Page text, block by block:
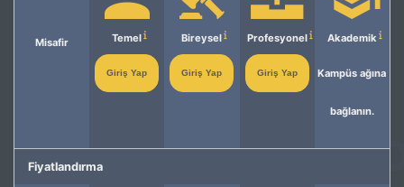
Misafir Temel
Giriş Yap
Bireysel
Giriş Yap
Profesyonel
Giriş Yap
Akademik
Kampüs ağına
bağlanın.
Fiyatlandırma